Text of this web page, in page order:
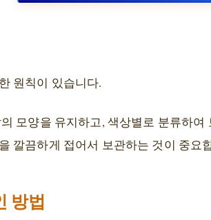
원칙이 있습니다.
모양을 유지하고, 색상별로 분류하
깔끔하게 접어서 보관하는 것이 중요
방법